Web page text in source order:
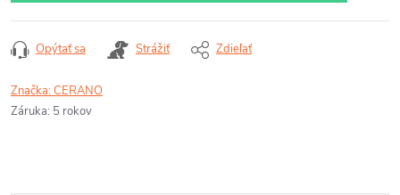
Opýtať sa Strážiť Zdieľať
Značka:CERANO
Záruka: 5 rokov